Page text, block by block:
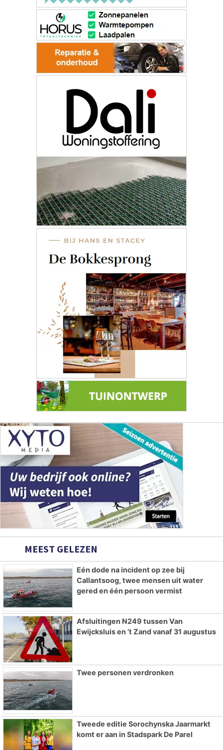
MEEST GELEZEN
Eén dode na incident op zee bij
Callantsoog, twee mensen uit water
gered en één persoon vermist
Afsluitingen N249 tussen Van
Ewijcksluis en ’t Zand vanaf 31 augustus
Twee personen verdronken
Tweede editie Sorochynska Jaarmarkt
komt er aan in Stadspark De Parel